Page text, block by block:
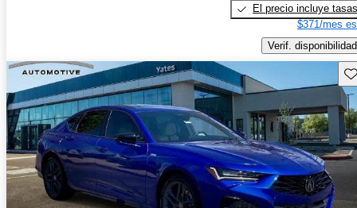
El precio incluye tasas
$371/mes
Verif. disponibilidad